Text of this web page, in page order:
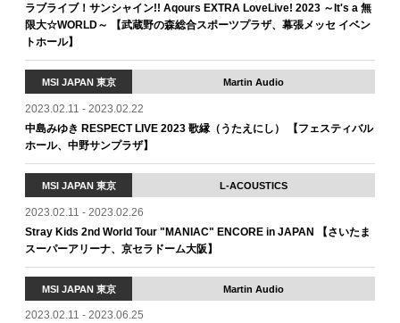
ラブライブ！サンシャイン!! Aqours EXTRA LoveLive! 2023 ～It's a 無
限大☆WORLD～ 【武蔵野の森総合スポーツプラザ、幕張メッセ イベン
トホール】
MSI JAPAN 東京 Martin Audio
2023.02.11 - 2023.02.22
中島みゆき RESPECT LIVE 2023 歌縁（うたえにし） 【フェスティバル
ホール、中野サンプラザ】
MSI JAPAN 東京 L-ACOUSTICS
2023.02.11 - 2023.02.26
Stray Kids 2nd World Tour "MANIAC" ENCORE in JAPAN 【さいたま
スーパーアリーナ、京セラドーム大阪】
MSI JAPAN 東京 Martin Audio
2023.02.11 - 2023.06.25